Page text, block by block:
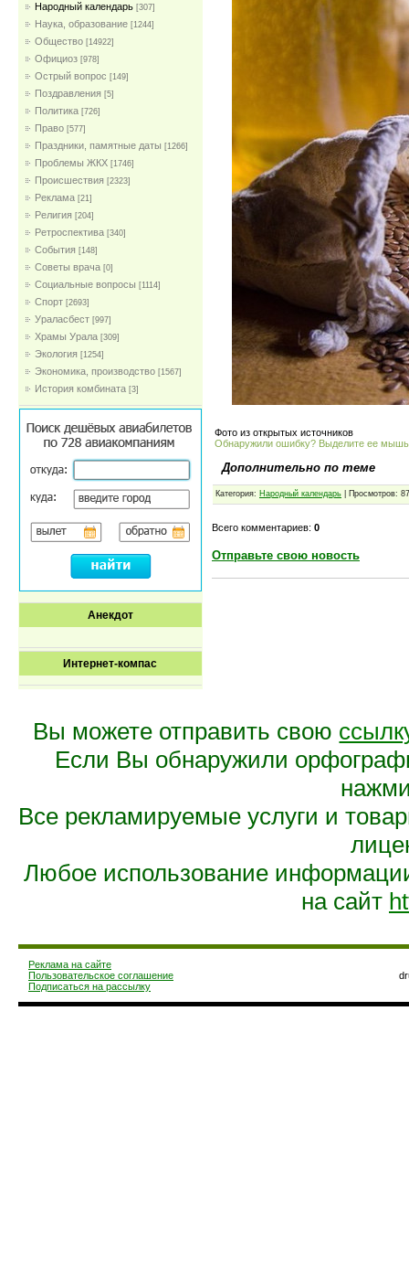
Народный календарь [307]
Наука, образование [1244]
Общество [14922]
Официоз [978]
Острый вопрос [149]
Поздравления [5]
Политика [726]
Право [577]
Праздники, памятные даты [1266]
Проблемы ЖКХ [1746]
Проиcшествия [2323]
Реклама [21]
Религия [204]
Ретроспектива [340]
События [148]
Советы врача [0]
Социальные вопросы [1114]
Спорт [2693]
Ураласбест [997]
Храмы Урала [309]
Экология [1254]
Экономика, производство [1567]
История комбината [3]
Анекдот
Интернет-компас
Фото из открытых источников
Обнаружили ошибку? Выделите ее
Дополнительно по теме
Категория: Народный календарь | Просмотров:
Всего комментариев: 0
Отправьте свою новость
Вы можете отправить свою
Если Вы обнаружили
Все рекламируемые услуги и
Любое использование
на сайт
Реклама на сайте
Пользовательское соглашение
Подписаться на рассылку